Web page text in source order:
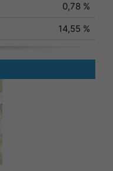
0,78 %
14,55 %